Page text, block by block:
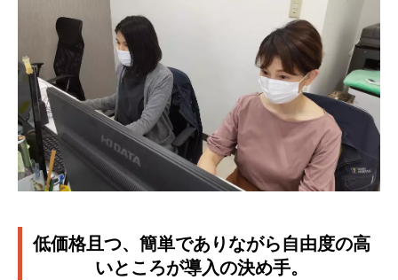
低価格且つ、簡単でありながら自由度の高
いところが導入の決め手。